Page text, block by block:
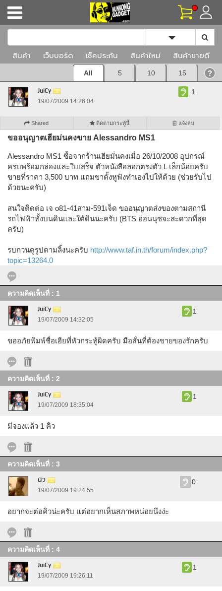
Toggle
สินค้า เว็บบอร์ด เช็คประกัน สินค้าใหม่ สินค้าขายดี
All 5 10 15
JuiCy
19/07/2009 14:26:04
1
Shared ติดตามกระทู้นี้ แจ้งลบ
ขออนุญาตเฮียม่นคงขาย Alessandro MS1
Alessandro MS1 ซื้อจากร้านเฮียมั่นคงเมื่อ 26/10/2008 อุปกรณ์
ครบพร้อมกล่องและใบเสร็จ ตัวหนังสือลอกตรงตัว L เล็กน้อยครับ
ขายที่ราคา 3,500 บาท แถมขาตั้งหูฟังทำเองไปให้ด้วย (ช่วยรับไป
ด้วยนะครับ)
สนใจติดต่อ เจ o81-41สาม-591เจ็ด ขออนุญาตส่งของตามสถานี
รถไฟฟ้าทั้งบนดินและใต้ดินนะครับ (BTS อ่อนนุชจะสะดวกที่สุด
ครับ)
รบกวนดูรูปตามลิ้งนะครับ http://www.taf.in.th/forum/index.php?
topic=13264.0
ความคิดเห็นที่ : 1
JuiCy
19/07/2009 14:32:05
1
ขออภัยพิมพ์ชื่อเฮียที่หัวกระทู้ผิดครับ มือสั่นที่ต้องขายของรักครับ
ความคิดเห็นที่ : 2
JuiCy
19/07/2009 18:35:04
1
มีจองแล้ว 1 คิว
ความคิดเห็นที่ : 3
นิว
19/07/2009 19:24:55
0
อยากจะต่อคิวน่ะครับ แต่อยากเห็นสภาพหน่อยนึงง่ะ
ความคิดเห็นที่ : 4
JuiCy
19/07/2009 19:26:11
1